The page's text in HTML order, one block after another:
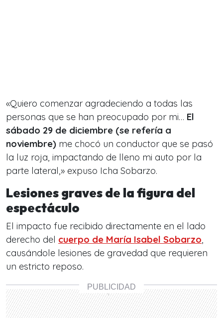
«Quiero comenzar agradeciendo a todas las
personas que se han preocupado por mi… El
sábado 29 de diciembre (se refería a
noviembre) me chocó un conductor que se pasó
la luz roja, impactando de lleno mi auto por la
parte lateral,» expuso Icha Sobarzo.
Lesiones graves de la figura del
espectáculo
El impacto fue recibido directamente en el lado
derecho del cuerpo de María Isabel Sobarzo,
causándole lesiones de gravedad que requieren
un estricto reposo.